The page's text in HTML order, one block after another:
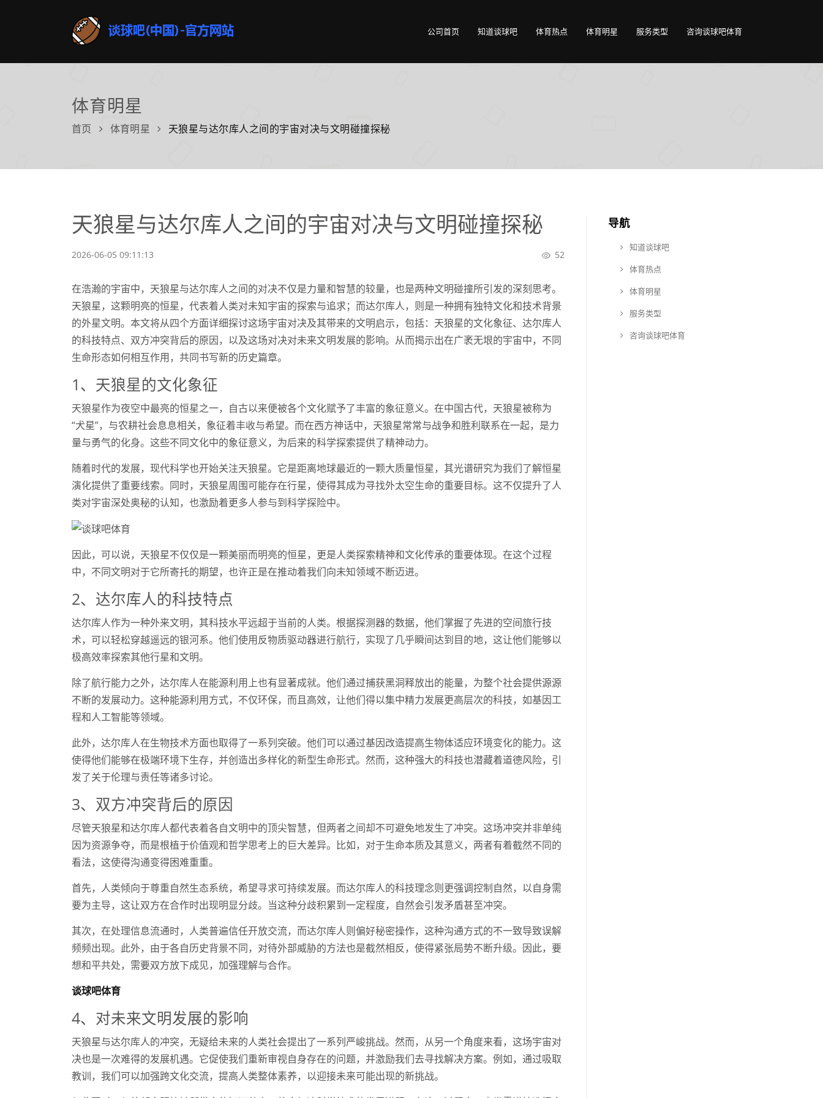
公司首页 知道谈球吧 体育热点 体育明星 服务类型 咨询谈球吧体育
体育明星
首页 体育明星 天狼星与达尔库人之间的宇宙对决与文明碰撞探秘
天狼星与达尔库人之间的宇宙对决与文明碰撞探秘
2026-06-05 09:11:13 52
在浩瀚的宇宙中，天狼星与达尔库人之间的对决不仅是力量和智慧的较量，也是两种文明碰撞所引发的深刻思考。
天狼星，这颗明亮的恒星，代表着人类对未知宇宙的探索与追求；而达尔库人，则是一种拥有独特文化和技术背景
的外星文明。本文将从四个方面详细探讨这场宇宙对决及其带来的文明启示，包括：天狼星的文化象征、达尔库人
的科技特点、双方冲突背后的原因，以及这场对决对未来文明发展的影响。从而揭示出在广袤无垠的宇宙中，不同
生命形态如何相互作用，共同书写新的历史篇章。
1、天狼星的文化象征
天狼星作为夜空中最亮的恒星之一，自古以来便被各个文化赋予了丰富的象征意义。在中国古代，天狼星被称为
“犬星”，与农耕社会息息相关，象征着丰收与希望。而在西方神话中，天狼星常常与战争和胜利联系在一起，是力
量与勇气的化身。这些不同文化中的象征意义，为后来的科学探索提供了精神动力。
随着时代的发展，现代科学也开始关注天狼星。它是距离地球最近的一颗大质量恒星，其光谱研究为我们了解恒星
演化提供了重要线索。同时，天狼星周围可能存在行星，使得其成为寻找外太空生命的重要目标。这不仅提升了人
类对宇宙深处奥秘的认知，也激励着更多人参与到科学探险中。
因此，可以说，天狼星不仅仅是一颗美丽而明亮的恒星，更是人类探索精神和文化传承的重要体现。在这个过程
中，不同文明对于它所寄托的期望，也许正是在推动着我们向未知领域不断迈进。
2、达尔库人的科技特点
达尔库人作为一种外来文明，其科技水平远超于当前的人类。根据探测器的数据，他们掌握了先进的空间旅行技
术，可以轻松穿越遥远的银河系。他们使用反物质驱动器进行航行，实现了几乎瞬间达到目的地，这让他们能够以
极高效率探索其他行星和文明。
除了航行能力之外，达尔库人在能源利用上也有显著成就。他们通过捕获黑洞释放出的能量，为整个社会提供源源
不断的发展动力。这种能源利用方式，不仅环保，而且高效，让他们得以集中精力发展更高层次的科技，如基因工
程和人工智能等领域。
此外，达尔库人在生物技术方面也取得了一系列突破。他们可以通过基因改造提高生物体适应环境变化的能力。这
使得他们能够在极端环境下生存，并创造出多样化的新型生命形式。然而，这种强大的科技也潜藏着道德风险，引
发了关于伦理与责任等诸多讨论。
3、双方冲突背后的原因
尽管天狼星和达尔库人都代表着各自文明中的顶尖智慧，但两者之间却不可避免地发生了冲突。这场冲突并非单纯
因为资源争夺，而是根植于价值观和哲学思考上的巨大差异。比如，对于生命本质及其意义，两者有着截然不同的
看法，这使得沟通变得困难重重。
首先，人类倾向于尊重自然生态系统，希望寻求可持续发展。而达尔库人的科技理念则更强调控制自然，以自身需
要为主导，这让双方在合作时出现明显分歧。当这种分歧积累到一定程度，自然会引发矛盾甚至冲突。
其次，在处理信息流通时，人类普遍信任开放交流，而达尔库人则偏好秘密操作，这种沟通方式的不一致导致误解
频频出现。此外，由于各自历史背景不同，对待外部威胁的方法也是截然相反，使得紧张局势不断升级。因此，要
想和平共处，需要双方放下成见，加强理解与合作。
谈球吧体育
4、对未来文明发展的影响
天狼星与达尔库人的冲突，无疑给未来的人类社会提出了一系列严峻挑战。然而，从另一个角度来看，这场宇宙对
决也是一次难得的发展机遇。它促使我们重新审视自身存在的问题，并激励我们去寻找解决方案。例如，通过吸取
教训，我们可以加强跨文化交流，提高人类整体素养，以迎接未来可能出现的新挑战。
导航
知道谈球吧
体育热点
体育明星
服务类型
咨询谈球吧体育